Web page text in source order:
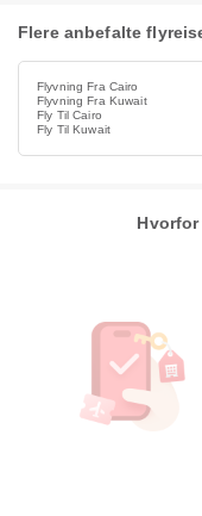
Flere anbefalte
Flyvning Fra Cairo
Flyvning Fra Kuwait
Fly Til Cairo
Fly Til Kuwait
Hvorfor